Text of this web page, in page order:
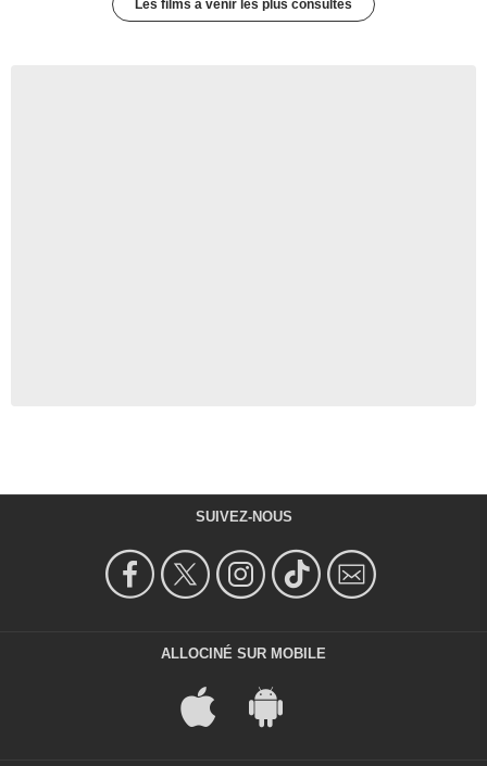
Les films à venir les plus consultés
SUIVEZ-NOUS
ALLOCINÉ SUR MOBILE